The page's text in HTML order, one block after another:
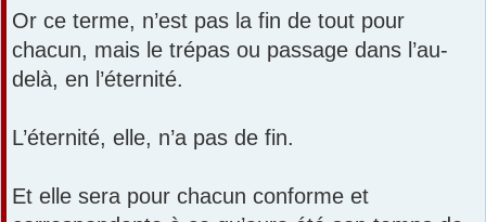
Or ce terme, n’est pas la fin de tout pour
chacun, mais le trépas ou passage dans l’au-
delà, en l’éternité.
L’éternité, elle, n’a pas de fin.
Et elle sera pour chacun conforme et